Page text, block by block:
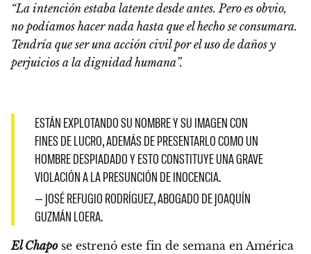
“La intención estaba latente desde antes. Pero es obvio,
no podíamos hacer nada hasta que el hecho se consumara.
Tendría que ser una acción civil por el uso de daños y
perjuicios a la dignidad humana”.
ESTÁN EXPLOTANDO SU NOMBRE Y SU IMAGEN CON
FINES DE LUCRO, ADEMÁS DE PRESENTARLO COMO UN
HOMBRE DESPIADADO Y ESTO CONSTITUYE UNA GRAVE
VIOLACIÓN A LA PRESUNCIÓN DE INOCENCIA.
— JOSÉ REFUGIO RODRÍGUEZ, ABOGADO DE JOAQUÍN
GUZMÁN LOERA.
El Chapose estrenó este fin de semana en América